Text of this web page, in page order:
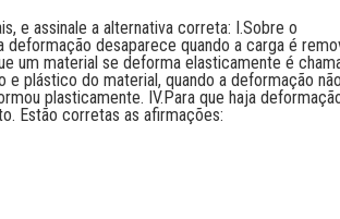
e assinale a alternativa correta: I.Sobre o
desaparece quando a carga é
um material se deforma elasticamente é
plástico do material, quando a deformação não
plasticamente. IV.Para que haja
Estão corretas as afirmações: